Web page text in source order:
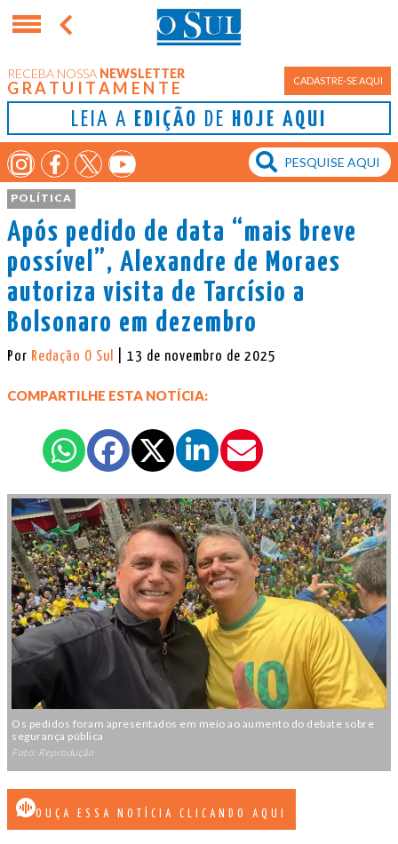
RECEBA NOSSA NEWSLETTER
GRATUITAMENTE CADASTRE-SE AQUI
LEIA A EDIÇÃO DE HOJE AQUI
POLÍTICA
Após pedido de data “mais breve
possível”, Alexandre de Moraes
autoriza visita de Tarcísio a
Bolsonaro em dezembro
Por Redação O Sul | 13 de novembro de 2025
COMPARTILHE ESTA NOTÍCIA:
Os pedidos foram apresentados em meio ao aumento do debate sobre
segurança pública
Foto: Reprodução
OUÇA ESSA NOTÍCIA CLICANDO AQUI